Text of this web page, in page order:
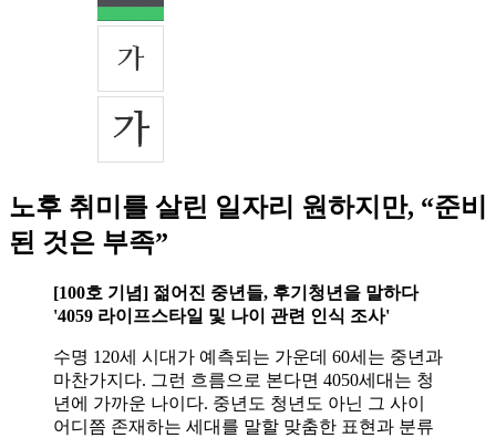
노후 취미를 살린 일자리 원하지만, “준비
된 것은 부족”
[100호 기념] 젊어진 중년들, 후기청년을 말하다
'4059 라이프스타일 및 나이 관련 인식 조사'
수명 120세 시대가 예측되는 가운데 60세는 중년과
마찬가지다. 그런 흐름으로 본다면 4050세대는 청
년에 가까운 나이다. 중년도 청년도 아닌 그 사이
어디쯤 존재하는 세대를 말할 맞춤한 표현과 분류